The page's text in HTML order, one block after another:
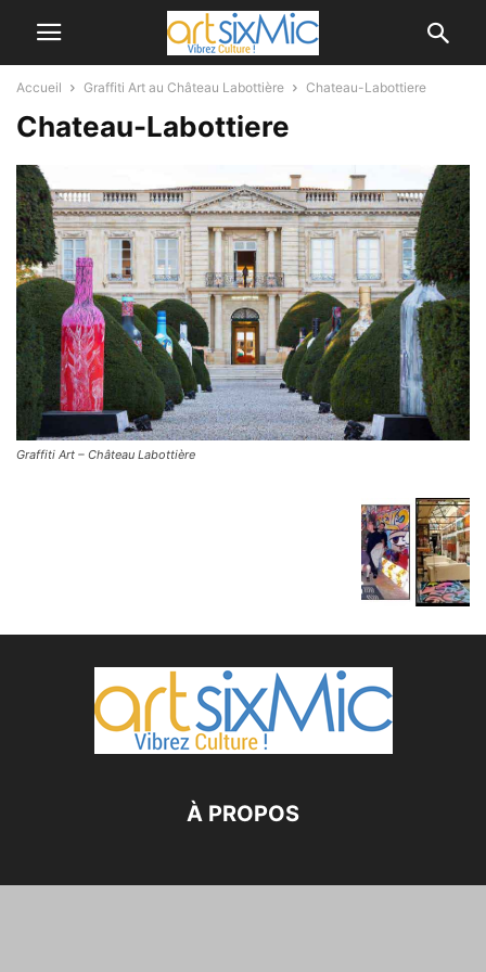
Accueil Graffiti Art au Château Labottière Chateau-Labottiere
Chateau-Labottiere
Graffiti Art – Château Labottière
À PROPOS